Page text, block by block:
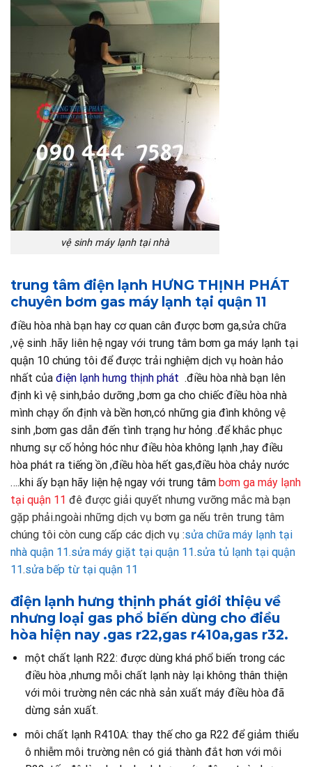
vệ sinh máy lạnh tại nhà
trung tâm điện lạnh HƯNG THỊNH PHÁT
chuyên bơm gas máy lạnh tại quận 11
điều hòa nhà bạn hay cơ quan cân được bơm ga,sửa chữa
,vệ sinh .hãy liên hệ ngay với trung tâm bơm ga máy lạnh tại
quận 10 chúng tôi để được trải nghiệm dịch vụ hoàn hảo
nhất của điện lạnh hưng thịnh phát .điều hòa nhà bạn lên
định kì vệ sinh,bảo dưỡng ,bơm ga cho chiếc điều hòa nhà
mình chạy ổn định và bền hơn,có những gia đình không vệ
sinh ,bơm gas dẫn đến tình trạng hư hỏng .để khắc phục
nhưng sự cố hỏng hóc như điều hòa không lạnh ,hay điều
hòa phát ra tiếng ồn ,điều hòa hết gas,điều hòa chảy nước
….khi ấy bạn hãy liện hệ ngay với trung tâm bơm ga máy lạnh
tại quận 11 đê được giải quyết nhưng vưỡng mắc mà bạn
gặp phải.ngoài những dịch vụ bơm ga nếu trên trung tâm
chúng tôi còn cung cấp các dịch vụ :sửa chữa máy lạnh tại
nhà quận 11.sửa máy giặt tại quận 11.sửa tủ lạnh tại quận
11.sửa bếp từ tại quận 11
điện lạnh hưng thịnh phát giới thiệu về
nhưng loại gas phổ biến dùng cho điều
hòa hiện nay .gas r22,gas r410a,gas r32.
một chất lạnh R22: được dùng khá phổ biến trong các
điều hòa ,nhưng mỗi chất lạnh này lại không thân thiện
với môi trường nên các nhà sản xuất máy điều hòa đã
dừng sản xuất.
môi chất lạnh R410A: thay thế cho ga R22 để giảm thiểu
ô nhiễm môi trường nên có giá thành đắt hơn với môi